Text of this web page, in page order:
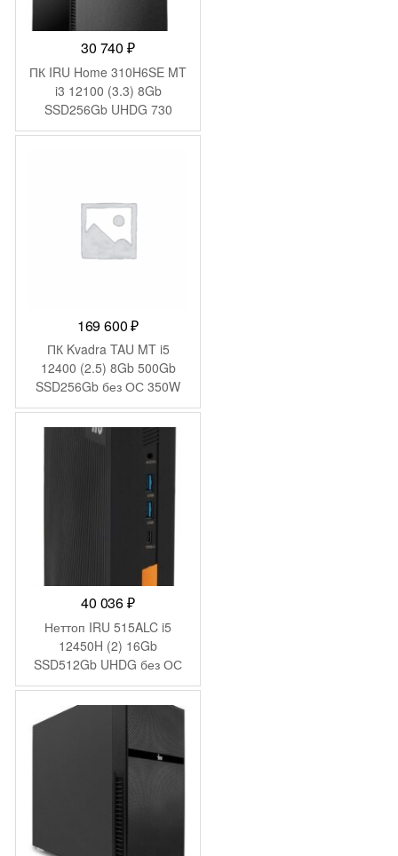
30 740₽
ПК IRU Home 310H6SE MT
i3 12100 (3.3) 8Gb
SSD256Gb UHDG 730
FreeDOS GbitEth 400W
169 600₽
ПК Kvadra TAU MT i5
12400 (2.5) 8Gb 500Gb
SSD256Gb без ОС 350W
мышь клавиатура
(Y20SYSCAS201R_C81482
40 036₽
Неттоп IRU 515ALC i5
12450H (2) 16Gb
SSD512Gb UHDG без ОС
GbitEth WiFi BT 120W
черный (2012451)